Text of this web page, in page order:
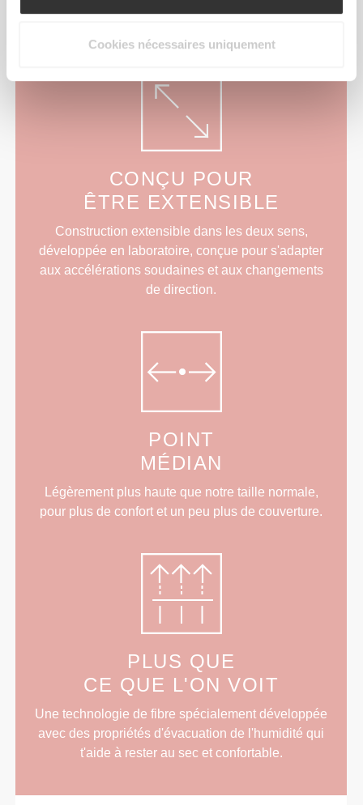
Cookies nécessaires uniquement
CONÇU POUR
ÊTRE EXTENSIBLE
Construction extensible dans les deux sens,
développée en laboratoire, conçue pour s'adapter
aux accélérations soudaines et aux changements
de direction.
POINT
MÉDIAN
Légèrement plus haute que notre taille normale,
pour plus de confort et un peu plus de couverture.
PLUS QUE
CE QUE L'ON VOIT
Une technologie de fibre spécialement développée
avec des propriétés d'évacuation de l'humidité qui
t'aide à rester au sec et confortable.